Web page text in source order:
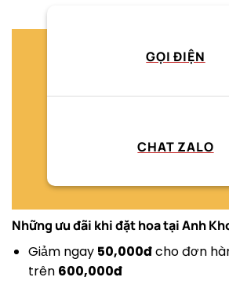
GỌI ĐIỆN
CHAT ZALO
Những ưu đãi khi đặt hoa tạiAnh
Giảm ngay 50,000đcho đơn
trên 600,000đ